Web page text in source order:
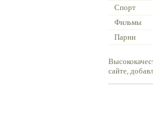
Спорт
Фильмы
Парни
сайте,